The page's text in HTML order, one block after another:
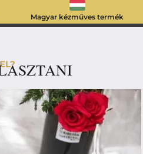
Magyar kézműves termék